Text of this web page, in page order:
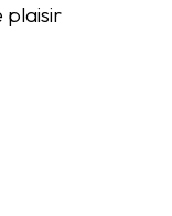
plaisir